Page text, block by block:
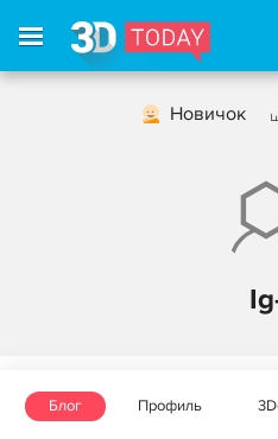
Новичок
Блог Профиль